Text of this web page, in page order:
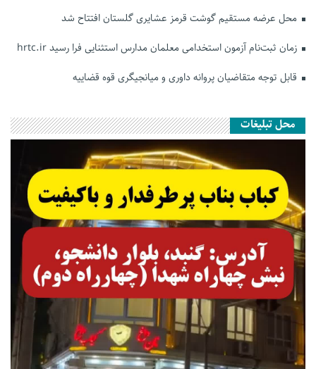
محل عرضه مستقیم گوشت قرمز عشایری گلستان افتتاح شد
زمان ثبت‌نام آزمون استخدامی معلمان مدارس استثنایی فرا رسید hrtc.ir
قابل توجه متقاضیان پروانه داوری و میانجیگری قوه قضاییه
محل تبلیغات